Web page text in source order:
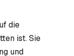
die
ist. Sie
und